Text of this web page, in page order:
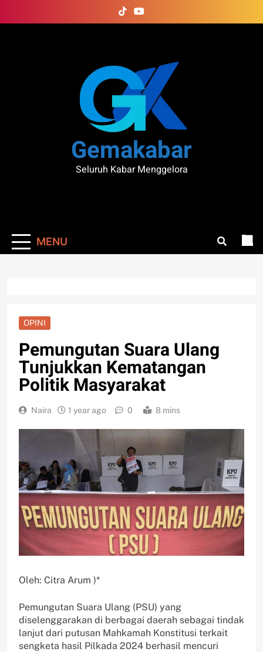
to
Gemakabar
Seluruh Kabar Menggelora
MENU
OPINI
Pemungutan Suara Ulang
Tunjukkan Kematangan
Politik Masyarakat
Naira 1 year ago 0 8 mins
Oleh: Citra Arum )*
Pemungutan Suara Ulang (PSU) yang
diselenggarakan di berbagai daerah sebagai tindak
lanjut dari putusan Mahkamah Konstitusi terkait
sengketa hasil Pilkada 2024 berhasil mencuri